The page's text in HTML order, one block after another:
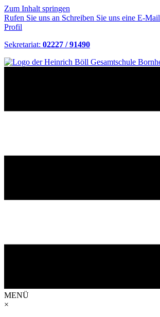
Zum Inhalt springen
Rufen Sie uns an Schreiben Sie uns eine E-Mail
Profil
Sekretariat: 02227 / 91490
MENÜ
×